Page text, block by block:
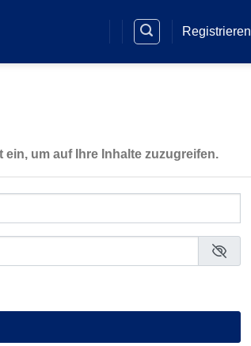
Registrieren
um auf Ihre Inhalte zuzugreifen.